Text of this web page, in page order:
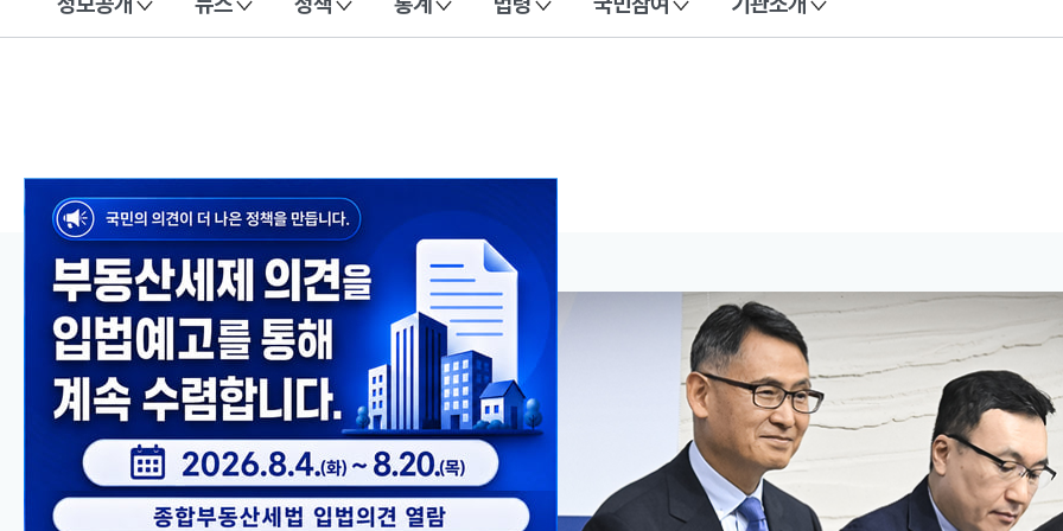
이 누리집은 대한민국 공식 전자정부 누리집입니다.
메인 콘텐츠